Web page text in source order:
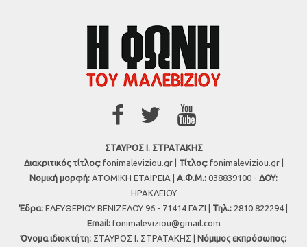
ΣΤΑΥΡΟΣ Ι. ΣΤΡΑΤΑΚΗΣ
Διακριτικός τίτλος:fonimaleviziou.gr | Τίτλος:fonimaleviziou.gr |
Νομική μορφή: ΑΤΟΜΙΚΗ ΕΤΑΙΡΕΙΑ | Α.Φ.Μ.: 038839100 - ΔΟΥ:
ΗΡΑΚΛΕΙΟΥ
Έδρα: ΕΛΕΥΘΕΡΙΟΥ ΒΕΝΙΖΕΛΟΥ 96 - 71414 ΓΑΖΙ | Τηλ.: 2810 822294 |
Εmail: fonimaleviziou@gmail.com
Όνομα ιδιοκτήτη: ΣΤΑΥΡΟΣ Ι. ΣΤΡΑΤΑΚΗΣ | Νόμιμος εκπρόσωπος: